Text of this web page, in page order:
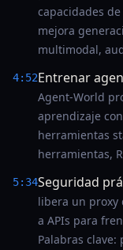
capacidades
mejora
multimodal,
4:52Entrenar
Agent-World
aprendizaje
herramientas
herramientas,
5:34Seguridad
libera un proxy
a APIs para
Palabras